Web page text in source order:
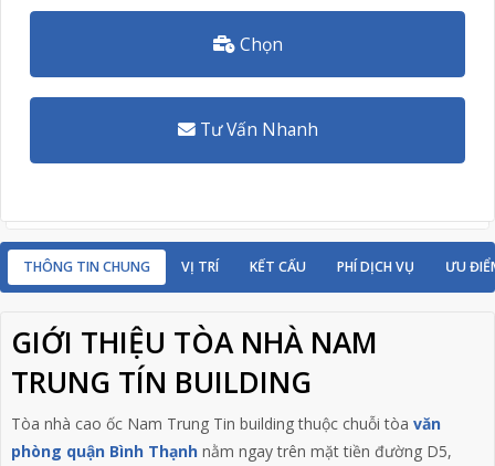
Chọn
Tư Vấn Nhanh
THÔNG TIN CHUNG VỊ TRÍ KẾT CẤU PHÍ DỊCH VỤ ƯU
GIỚI THIỆU TÒA NHÀ NAM
TRUNG TÍN BUILDING
Tòa nhà cao ốc Nam Trung Tin building thuộc chuỗi tòa văn
phòng quận Bình Thạnhnằm ngay trên mặt tiền đường D5,